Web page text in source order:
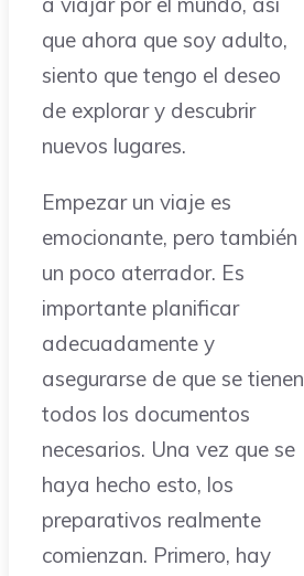
que ahora que soy adulto,
siento que tengo el deseo
de explorar y descubrir
nuevos lugares.
Empezar un viaje es
emocionante, pero también
un poco aterrador. Es
importante planificar
adecuadamente y
asegurarse de que se tienen
todos los documentos
necesarios. Una vez que se
haya hecho esto, los
preparativos realmente
comienzan. Primero, hay